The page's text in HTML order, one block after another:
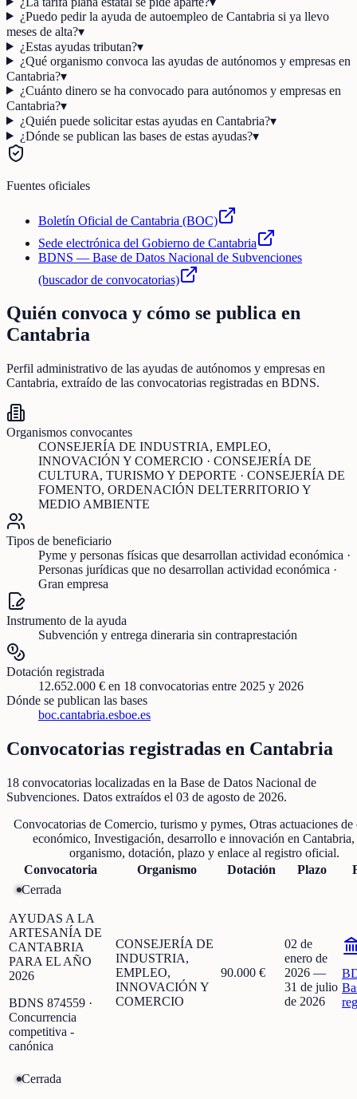
¿Puedo pedir la ayuda de autoempleo de Cantabria si ya llevo
meses de alta?▾
¿Estas ayudas tributan?▾
¿Qué organismo convoca las ayudas de autónomos y empresas en
Cantabria?▾
¿Cuánto dinero se ha convocado para autónomos y empresas en
Cantabria?▾
¿Quién puede solicitar estas ayudas en Cantabria?▾
¿Dónde se publican las bases de estas ayudas?▾
Fuentes oficiales
Boletín Oficial de Cantabria (BOC)
Sede electrónica del Gobierno de Cantabria
BDNS — Base de Datos Nacional de Subvenciones
(buscador de convocatorias)
Quién convoca y cómo se publica en
Cantabria
Perfil administrativo de las ayudas de autónomos y empresas en
Cantabria, extraído de las convocatorias registradas en BDNS.
Organismos convocantes
CONSEJERÍA DE INDUSTRIA, EMPLEO,
INNOVACIÓN Y COMERCIO · CONSEJERÍA DE
CULTURA, TURISMO Y DEPORTE · CONSEJERÍA DE
FOMENTO, ORDENACIÓN DELTERRITORIO Y
MEDIO AMBIENTE
Tipos de beneficiario
Pyme y personas físicas que desarrollan actividad económica ·
Personas jurídicas que no desarrollan actividad económica ·
Gran empresa
Instrumento de la ayuda
Subvención y entrega dineraria sin contraprestación
Dotación registrada
12.652.000 € en 18 convocatorias entre 2025 y 2026
Dónde se publican las bases
boc.cantabria.esboe.es
Convocatorias registradas en Cantabria
18 convocatorias localizadas en la Base de Datos Nacional de
Subvenciones. Datos extraídos el 03 de agosto de 2026.
Convocatorias de Comercio, turismo y pymes, Otras actuaciones de
económico, Investigación, desarrollo e innovación en Cantabria
organismo, dotación, plazo y enlace al registro oficial.
Convocatoria
Organismo Dotación Plazo
Cerrada
AYUDAS A LA
ARTESANÍA DE
CANTABRIA
PARA EL AÑO
2026
BDNS 874559 ·
Concurrencia
competitiva -
canónica
CONSEJERÍA DE
INDUSTRIA,
EMPLEO,
INNOVACIÓN Y
COMERCIO
90.000 €
02 de
enero de
2026 —
31 de julio
de 2026
Cerrada